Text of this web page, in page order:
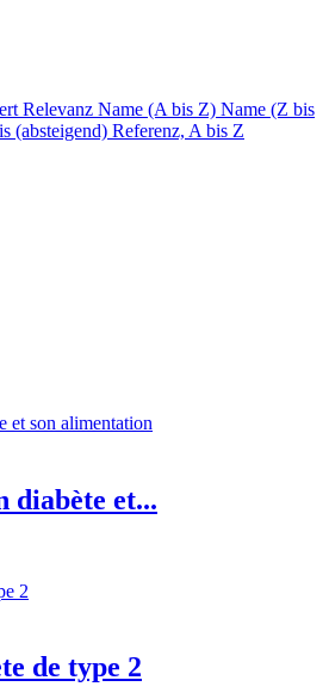
Relevanz Name (A bis Z) Name (Z bis
(absteigend) Referenz, A bis Z
diabète et...
de type 2